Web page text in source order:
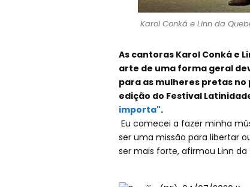
Karol Conká e Linn da
As cantoras Karol Conká e
arte de uma forma geral
para as mulheres pretas no
edição do Festival
importa".
Eu comecei a fazer minha
ser uma missão para libertar
ser mais forte, afirmou Linn da